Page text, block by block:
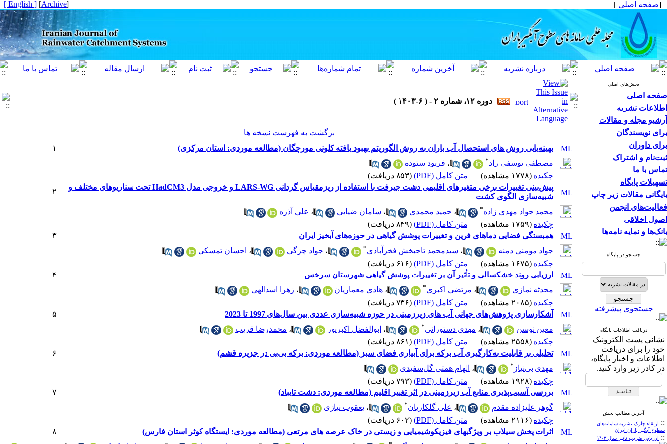
[صفحه اصلی ]
[
Archive
]
[ English ]
بخش‌های اصلی
صفحه اصلی
اطلاعات نشریه
آرشیو مجله و مقالات
برای نویسندگان
برای داوران
ثبت‌نام و اشتراک
تماس با ما
تسهیلات پایگاه
بایگانی مقالات زیر چاپ
فعالیت‌های انجمن
اصول اخلاقی
بانک‌ها و نمایه نامه‌ها
جستجو در پایگاه
جستجوی پیشرفته
دریافت اطلاعات پایگاه
نشانی پست الکترونیک
خود را برای دریافت
اطلاعات و اخبار پایگاه،
در کادر زیر وارد کنید.
آخرین مطالب بخش
:: ارتقاء چارک نشریه سامانه‌های
سطوح آبگیر باران ایران
:: ارزیابی ضریب تاثیر سال ۱۴۰۳
دوره ۱۲، شماره ۲ - ( ۶-۱۴۰۳ )
برگشت به فهرست نسخه ها
بهینه‌یابی روش های استحصال آب باران به روش الگوریتم بهبود یافته کلونی مورچگان (مطالعه موردی: استان مرکزی)
۱
مصطفی یوسفی راد* ، فربود ستوده
چکیده (۱۷۷۸ مشاهده) | متن کامل (PDF)
(۸۵۳ دریافت)
پیش‌بینی تغییرات برخی متغیرهای اقلیمی دشت جیرفت با استفاده از ریزمقیاس گردانی LARS-WG و خروجی مدل HadCM3 تحت سناریوهای مختلف و
شبیه‌سازی الگوی کشت
۲
محمد جواد مهدی زاده* ، حمید محمدی ، سامان ضیایی ، علی آذره
چکیده (۱۷۵۹ مشاهده) | متن کامل (PDF)
(۸۴۹ دریافت)
همبستگی فضایی دماهای فرین و تغییرات پوشش گیاهی در حوزه‌های آبخیز ایران
۳
جواد مومنی دمنه
، سیدمحمد تاجبخش فخرآبادی* ، جواد چزگی ، احسان تمسکی
چکیده (۱۶۷۵ مشاهده) | متن کامل (PDF)
(۶۱۶ دریافت)
ارزیابی روند خشکسالی و تأثیر آن بر تغییرات پوشش گیاهی شهرستان سرخس
۴
محدثه نمازی
، مرتضی اکبری* ، هادی معماریان ، زهرا اسدالهی
چکیده (۲۰۸۵ مشاهده) | متن کامل (PDF)
(۷۳۶ دریافت)
آشکارسازی پژوهش‌های جهانی آب های زیرزمینی در حوزه شبیه‌سازی عددی بین سال‌های 1997 تا 2023
۵
معین توسن
، مهدی دستورانی* ، ابوالفضل اکبرپور ، محمدرضا قریب
چکیده (۲۵۵۸ مشاهده) | متن کامل (PDF)
(۸۶۱ دریافت)
تحلیلی بر قابلیت به‌کارگیری آب برکه برای آبیاری فضای سبز (مطالعه موردی: برکه بی‌بی در جزیره قشم)
۶
مهدی بی‌نیاز * ، الهام همتی گل‌سفیدی
چکیده (۱۹۲۸ مشاهده) | متن کامل (PDF)
(۷۹۳ دریافت)
بررسی آسیب‌پذیری منابع آب زیرزمینی در اثر تغییر اقلیم (مطالعه موردی: دشت تایباد)
۷
گوهر علیزاده مقدم
، علی گلکاریان* ، یعقوب نیازی
چکیده (۲۱۱۶ مشاهده) | متن کامل (PDF)
(۶۰۲ دریافت)
اثرات پخش سیلاب بر ویژگیهای فیزیکوشیمیایی و زیستی در خاک عرصه های مرتعی (مطالعه موردی: ایستگاه کوثر استان فارس)
۸